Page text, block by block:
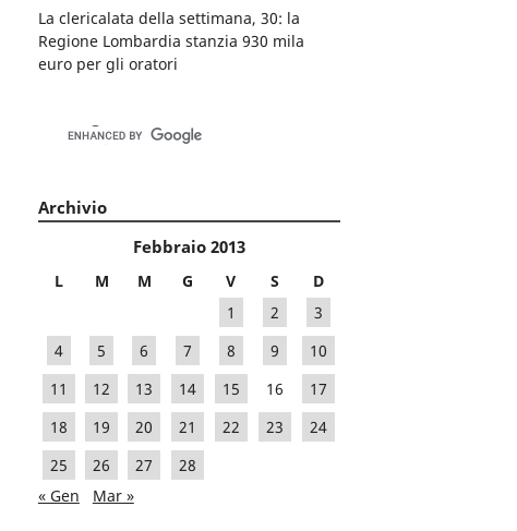
La clericalata della settimana, 30: la
Regione Lombardia stanzia 930 mila
euro per gli oratori
Archivio
Febbraio 2013
L M M G V S
D
1
2
3
4
5 6 7 8 9
10
11
12 13 14 15 16
17
18
19 20 21 22 23
24
25
26 27
28
« Gen
Mar »